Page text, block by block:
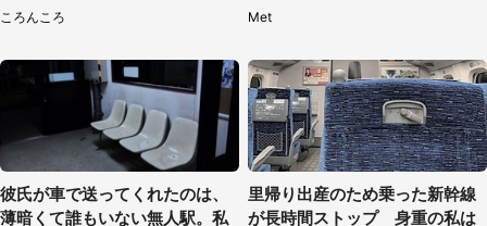
ころんころ Met
彼氏が車で送ってくれたのは、
薄暗くて誰もいない無人駅。私
里帰り出産のため乗った新幹線
が長時間ストップ 身重の私は